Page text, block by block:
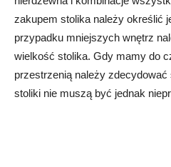
zakupem stolika należy określić
przypadku mniejszych wnętrz
wielkość stolika. Gdy mamy do
przestrzenią należy zdecydować
stoliki nie muszą być jednak